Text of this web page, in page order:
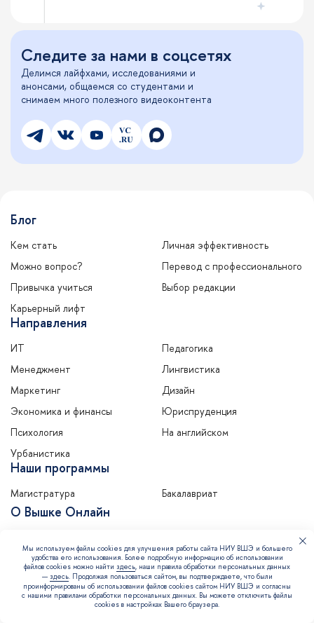
Следите за нами в соцсетях
Делимся лайфхами, исследованиями и
анонсами, общаемся со студентами и
снимаем много полезного видеоконтента
Блог
Кем стать
Можно вопрос?
Привычка учиться
Карьерный лифт
Личная эффективность
Перевод с профессионального
Выбор редакции
Направления
ИТ
Менеджмент
Маркетинг
Экономика и финансы
Психология
Урбанистика
Педагогика
Лингвистика
Дизайн
Юриспруденция
На английском
Наши программы
Магистратура Бакалавриат
О Вышке Онлайн
Отзывы
Словарь
Политика конфиденциальности
Мы используем файлы cookies для улучшения работы сайта НИУ ВШЭ и большего
удобства его использования. Более подробную информацию об использовании
файлов cookies можно найти здесь, наши правила обработки персональных данных
— здесь. Продолжая пользоваться сайтом, вы подтверждаете, что были
проинформированы об использовании файлов cookies сайтом НИУ ВШЭ и согласны
с нашими правилами обработки персональных данных. Вы можете отключить файлы
cookies в настройках Вашего браузера.